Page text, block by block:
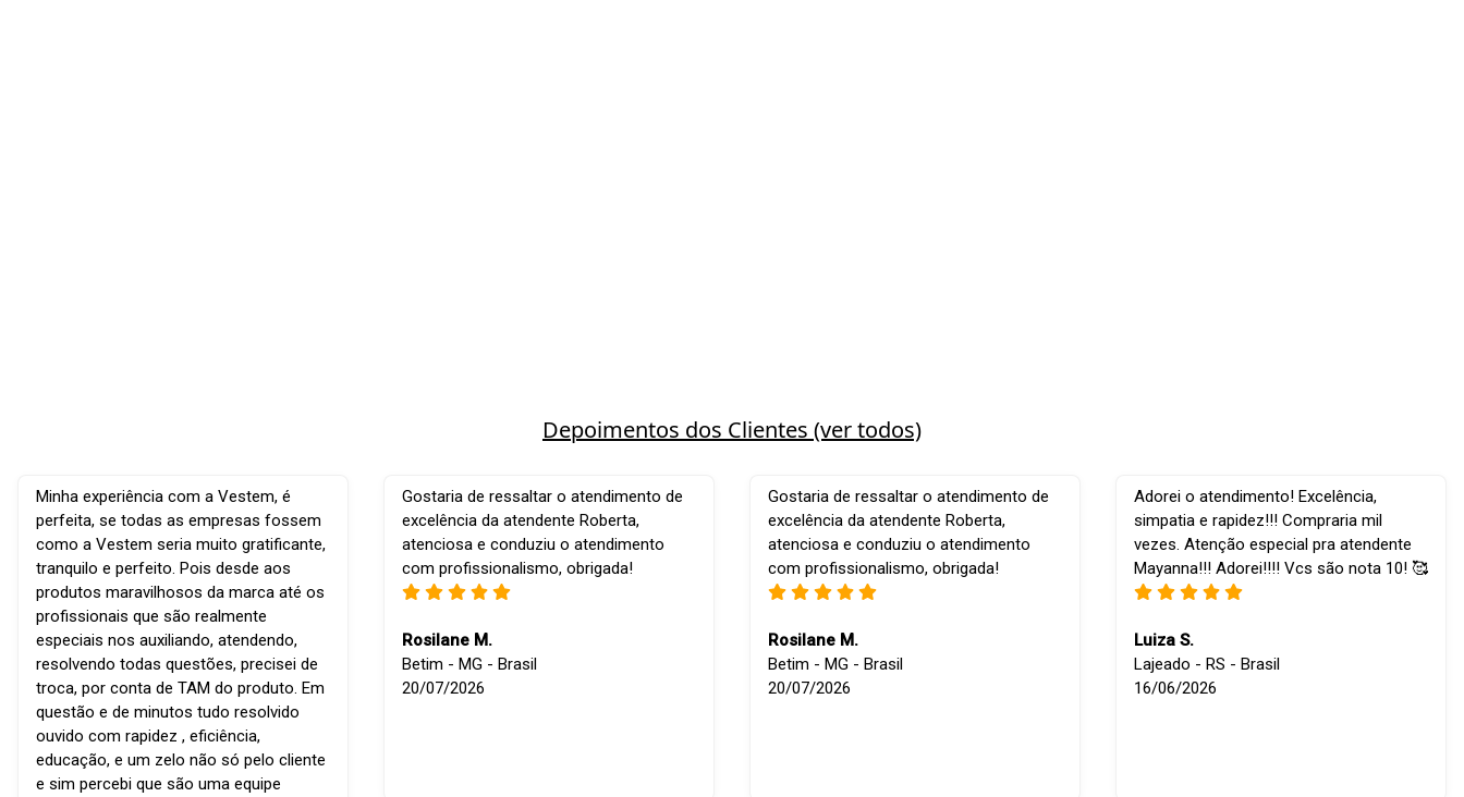
Depoimentos dos Clientes (ver todos)
Minha experiência com a Vestem, é
perfeita, se todas as empresas fossem
como a Vestem seria muito gratificante,
tranquilo e perfeito. Pois desde aos
produtos maravilhosos da marca até os
profissionais que são realmente
especiais nos auxiliando, atendendo,
resolvendo todas questões, precisei de
troca, por conta de TAM do produto. Em
questão e de minutos tudo resolvido
ouvido com rapidez , eficiência,
educação, e um zelo não só pelo cliente
e sim percebi que são uma equipe
Gostaria de ressaltar o atendimento de
excelência da atendente Roberta,
atenciosa e conduziu o atendimento
com profissionalismo, obrigada!
Rosilane M.
Betim - MG - Brasil
20/07/2026
Gostaria de ressaltar o atendimento de
excelência da atendente Roberta,
atenciosa e conduziu o atendimento
com profissionalismo, obrigada!
Rosilane M.
Betim - MG - Brasil
20/07/2026
Adorei o atendimento! Excelência,
simpatia e rapidez!!! Compraria mil
vezes. Atenção especial pra atendente
Mayanna!!! Adorei!!!! Vcs são nota 10! 🥰
Luiza S.
Lajeado - RS - Brasil
16/06/2026